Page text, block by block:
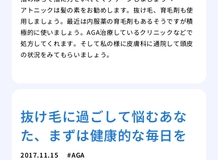
アトニックは髪の素をお勧めします。抜け毛、育毛剤も使
用しましょう。最近は内服薬の育毛剤もあるそうですが積
極的に使いましょう。AGA治療しているクリニックなどで
処方してくれます。そして私の様に皮膚科に通院して頭皮
の状況をみてもらいましょう。
抜け毛に過ごして悩むあな
た、まずは健康的な毎日を
2017.11.15 AGA